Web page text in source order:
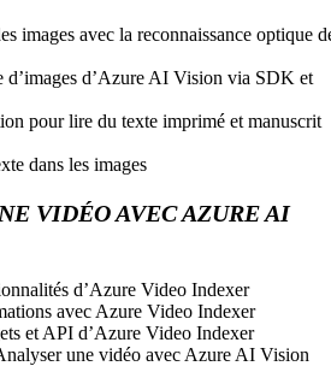
images avec la reconnaissance optique
d’images d’Azure AI Vision via SDK et
pour lire du texte imprimé et manuscrit
dans les images
VIDÉO AVEC AZURE AI
d’Azure Video Indexer
avec Azure Video Indexer
et API d’Azure Video Indexer
une vidéo avec Azure AI Vision